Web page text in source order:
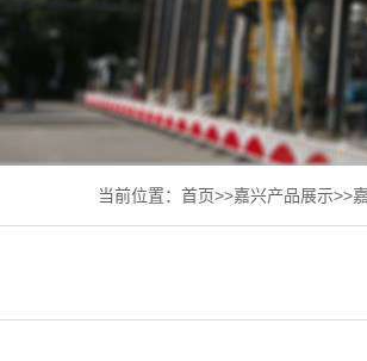
当前位置： 首页>>嘉兴产品展示>>